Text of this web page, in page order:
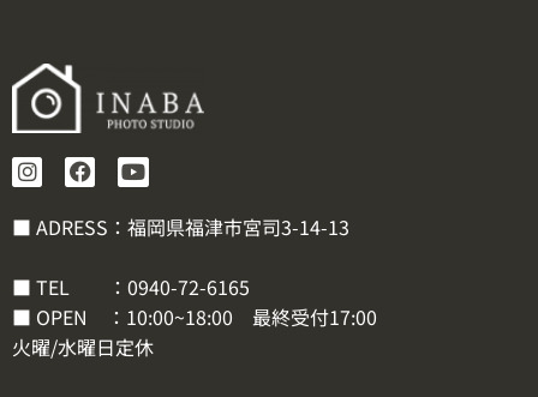
■ ADRESS：福岡県福津市宮司3-14-13
■ TEL ： 0940-72-6165
■ OPEN ：10:00~18:00 最終受付17:00
火曜/水曜日定休